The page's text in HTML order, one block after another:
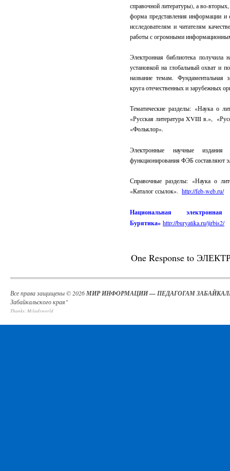
справочной литературы), а во-
форма представления информации и
исследователям и читателям
работы с огромными
Электронная библиотека получила
установкой на глобальный охват и
название темам. Фундаментальная
круга отечественных и зарубежных
Тематические разделы: «Наука о
«Русская литература XVIII в.»,
«Фольклор».
Электронные научные
функционирования ФЭБ составляют
Справочные разделы: «Наука о
«Каталог ссылок».http://feb-web.ru/
Национальная
Бурятика»http://buryatika.ru/jirbis2/
One Response to
Все права защищены © 2026МИР ИНФОРМАЦИИ — ПЕДАГОГАМ
Забайкальского края"
Thanks:Miladyworld